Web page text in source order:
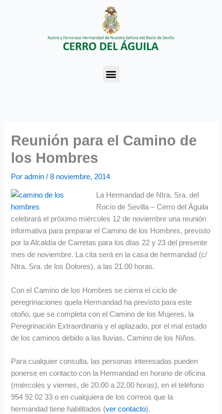
Menu
Reunión para el Camino de
los Hombres
Poradmin/8 noviembre, 2014
La Hermandad de Ntra. Sra. del
Rocío de Sevilla – Cerro del Águila
celebrará el próximo miércoles 12 de noviembre una reunión
informativa para preparar el Camino de los Hombres, previsto
por la Alcaldía de Carretas para los días 22 y 23 del presente
mes de noviembre. La cita será en la casa de hermandad (c/
Ntra. Sra. de los Dolores), a las 21.00 horas.
Con el Camino de los Hombres se cierra el ciclo de
peregrinaciones quela Hermandad ha previsto para este
otoño, que se completa con el Camino de los Mujeres, la
Peregrinación Extraordinaria y el aplazado, por el mal estado
de los caminos debido a las lluvias, Camino de los Niños.
Para cualquier consulta, las personas interesadas pueden
ponerse en contacto con la Hermandad en horario de oficina
(miércoles y viernes, de 20.00 a 22.00 horas), en el teléfono
954 92 02 33 o en cualquiera de los correos que la
hermandad tiene habilitados (ver contacto).